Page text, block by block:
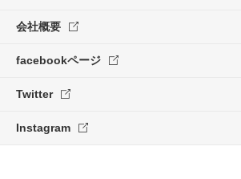
会社概要
facebookページ
Twitter
Instagram